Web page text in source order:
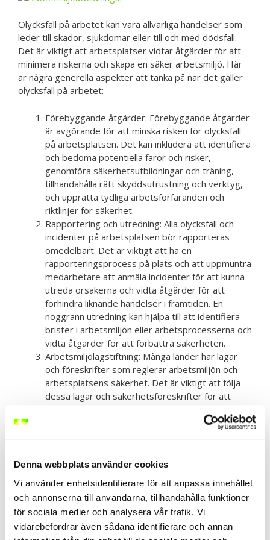
Denna webbplats använder cookies
Vi använder enhetsidentifierare för att anpassa innehållet
och annonserna till användarna, tillhandahålla funktioner
för sociala medier och analysera vår trafik. Vi
vidarebefordrar även sådana identifierare och annan
Olycksfall på arbetet kan vara allvarliga händelser som
leder till skador, sjukdomar eller till och med dödsfall.
Det är viktigt att arbetsplatser vidtar åtgärder för att
minimera riskerna och skapa en säker arbetsmiljö. Här
är några generella aspekter att tänka på när det gäller
olycksfall på arbetet:
Förebyggande åtgärder: Förebyggande åtgärder
är avgörande för att minska risken för olycksfall
på arbetsplatsen. Det kan inkludera att identifiera
och bedöma potentiella faror och risker,
genomföra säkerhetsutbildningar och träning,
tillhandahålla rätt skyddsutrustning och verktyg,
och upprätta tydliga arbetsförfaranden och
riktlinjer för säkerhet.
Rapportering och utredning: Alla olycksfall och
incidenter på arbetsplatsen bör rapporteras
omedelbart. Det är viktigt att ha en
rapporteringsprocess på plats och att uppmuntra
medarbetare att anmäla incidenter för att kunna
utreda orsakerna och vidta åtgärder för att
förhindra liknande händelser i framtiden. En
noggrann utredning kan hjälpa till att identifiera
brister i arbetsmiljön eller arbetsprocesserna och
vidta åtgärder för att förbättra säkerheten.
Arbetsmiljölagstiftning: Många länder har lagar
och föreskrifter som reglerar arbetsmiljön och
arbetsplatsens säkerhet. Det är viktigt att följa
dessa lagar och säkerhetsföreskrifter för att
Arbetsgivare har ett ansvar att se till att de
och skyldigheter.
informera medarbetare om
säkerhetsföreskrifter, risker och hur man arbetar
säkert är viktigt för att minimera olycksfall.
Genom att ge regelbunden utbildning och öka